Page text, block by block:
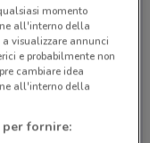
momento
all'interno della
a visualizzare annunci
e probabilmente non
cambiare idea
all'interno della
fornire: